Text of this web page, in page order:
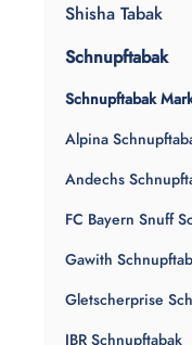
Shisha Tabak
Schnupftabak
Schnupftabak
Alpina
Andechs
FC Bayern Snuff
Gawith
Gletscherprise
JBR Schnupftabak